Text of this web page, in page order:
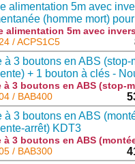
alimentation 5m avec
(homme mort)
monophasé.
alimentation 5m avec
(homme mort) pour
monophasé. : ACPS1C5
/ ACPS1C5
à 3 boutons en ABS (stop-
+ 1 bouton à clés -
4U
à 3 boutons en ABS (stop-
+ 1 bouton à clés -
4U : BAB400
/ BAB400
à 3 boutons en ABS
arrêt) KDT3
à 3 boutons en ABS
arrêt) KDT3 : BAB300
/ BAB300